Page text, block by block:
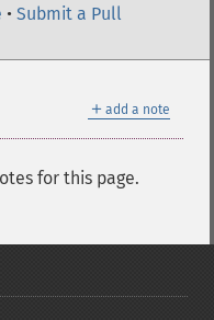
• Submit a Pull
＋ add a note
for this page.